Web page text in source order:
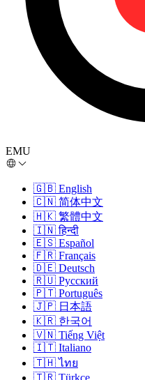
EMU
🇬🇧 English
🇨🇳 简体中文
🇭🇰 繁體中文
🇮🇳 हिन्दी
🇪🇸 Español
🇫🇷 Français
🇩🇪 Deutsch
🇷🇺 Русский
🇵🇹 Português
🇯🇵 日本語
🇰🇷 한국어
🇻🇳 Tiếng Việt
🇮🇹 Italiano
🇹🇭 ไทย
🇹🇷 Türkçe